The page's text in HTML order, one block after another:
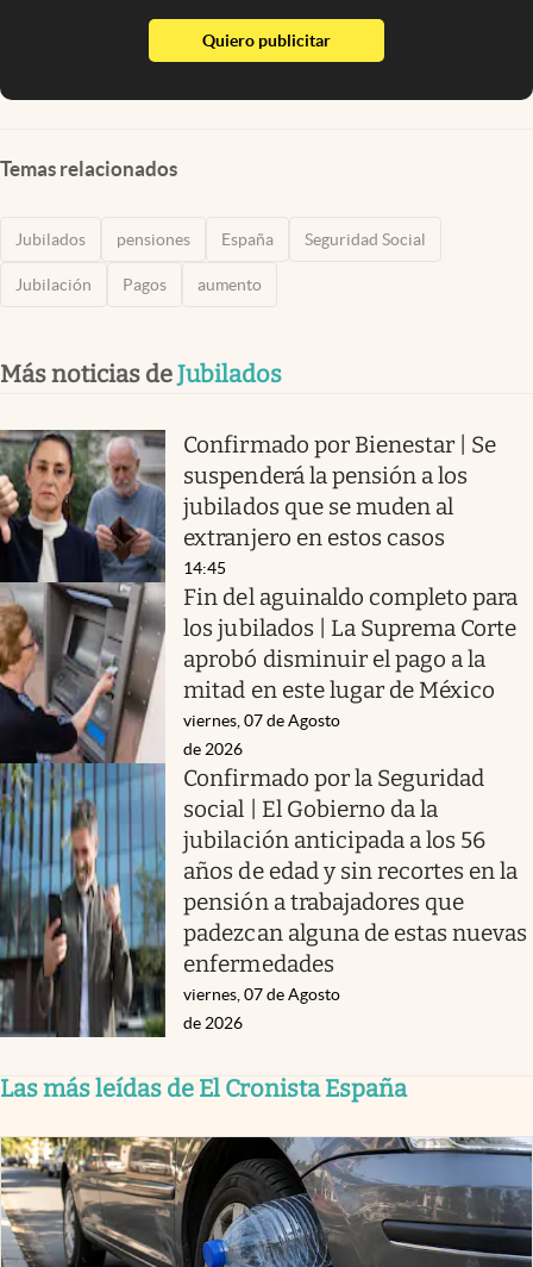
Quiero publicitarabre en nueva pestaña
Temas relacionados
Jubilados pensiones España Seguridad Social
Jubilación Pagos aumento
Más noticias deJubilados
Confirmado por Bienestar | Se
suspenderá la pensión a los
jubilados que se muden al
extranjero en estos casos
14:45
Fin del aguinaldo completo para
los jubilados | La Suprema Corte
aprobó disminuir el pago a la
mitad en este lugar de México
viernes, 07 de Agosto
de 2026
Confirmado por la Seguridad
social | El Gobierno da la
jubilación anticipada a los 56
años de edad y sin recortes en la
pensión a trabajadores que
padezcan alguna de estas nuevas
enfermedades
viernes, 07 de Agosto
de 2026
Las más leídas de El Cronista España